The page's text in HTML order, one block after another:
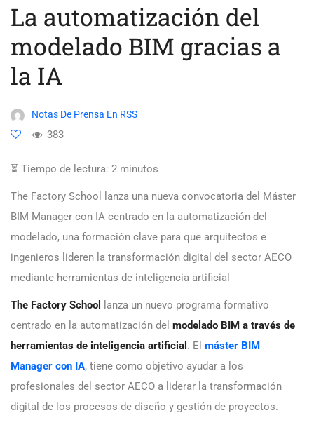
La automatización del
modelado BIM gracias a
la IA
Notas De Prensa En RSS
383
⏳ Tiempo de lectura: 2 minutos
The Factory School lanza una nueva convocatoria del Máster
BIM Manager con IA centrado en la automatización del
modelado, una formación clave para que arquitectos e
ingenieros lideren la transformación digital del sector AECO
mediante herramientas de inteligencia artificial
The Factory School
lanza un nuevo programa formativo
centrado en la automatización del modelado BIM a través de
herramientas de inteligencia artificial . El máster BIM
Manager con IA, tiene como objetivo ayudar a los
profesionales del sector AECO a liderar la transformación
digital de los procesos de diseño y gestión de proyectos.